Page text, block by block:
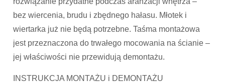
bez wiercenia, brudu i zbędnego hałasu. Młotek i
wiertarka już nie będą potrzebne. Taśma montażowa
jest przeznaczona do trwałego mocowania na ścianie –
jej właściwości nie przewidują demontażu.
INSTRUKCJA MONTAŻU i DEMONTAŻU